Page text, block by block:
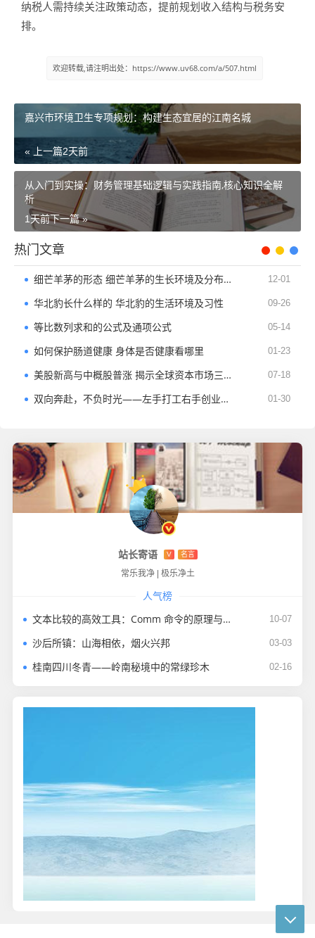
纳税人需持续关注政策动态，提前规划收入结构与税务安
排。
欢迎转载,请注明出处：https://www.uv68.com/a/507.html
嘉兴市环境卫生专项规划：构建生态宜居的江南名城​
« 上一篇2天前
从入门到实操：财务管理基础逻辑与实践指南,核心知识全解
析
下一篇 »
1天前
热门文章
细芒羊茅的形态 细芒羊茅的生长环境及分布范围 12-01
华北豹长什么样的 华北豹的生活环境及习性 09-26
等比数列求和的公式及通项公式 05-14
如何保护肠道健康 身体是否健康看哪里 01-23
美股新高与中概股普涨 ​揭示全球资本市场三大趋势 07-18
双向奔赴，不负时光——左手打工右手创业的生存与成长 01-30
站长寄语 V 名言
常乐我净 极乐净土
人气榜
文本比较的高效工具：Comm 命令的原理与实践指南 10-07
沙后所镇：山海相依，烟火兴邦 03-03
桂南四川冬青——岭南秘境中的常绿珍木 02-16